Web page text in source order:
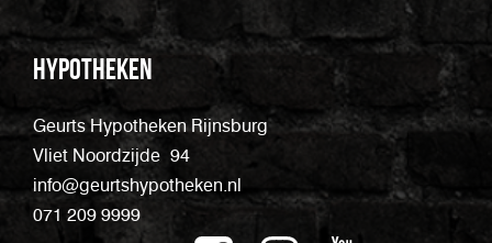
Hypotheken
Geurts Hypotheken Rijnsburg
Vliet Noordzijde 94
info@geurtshypotheken.nl
071 209 9999